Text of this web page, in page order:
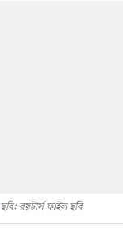
ছবি: রয়টার্স ফাইল ছবি